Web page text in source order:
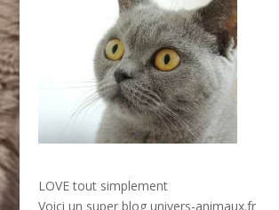
LOVE tout simplement
Voici un super blog univers-animaux.fr